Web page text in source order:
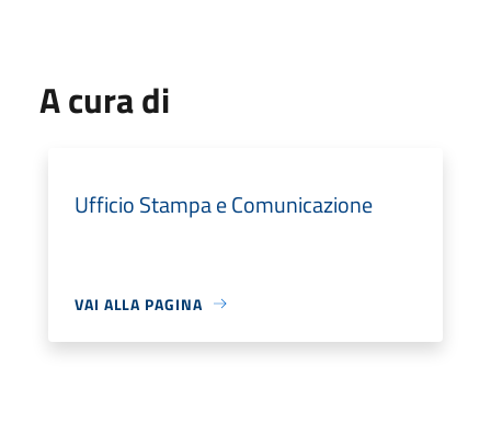
A cura di
Ufficio Stampa e Comunicazione
VAI ALLA PAGINA